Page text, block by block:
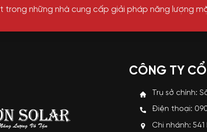
trong những nhà cung cấp giải pháp năng lượng
CÔNG TY
Trụ sở chính: Số
Điện thoại:
Chi nhánh: 541